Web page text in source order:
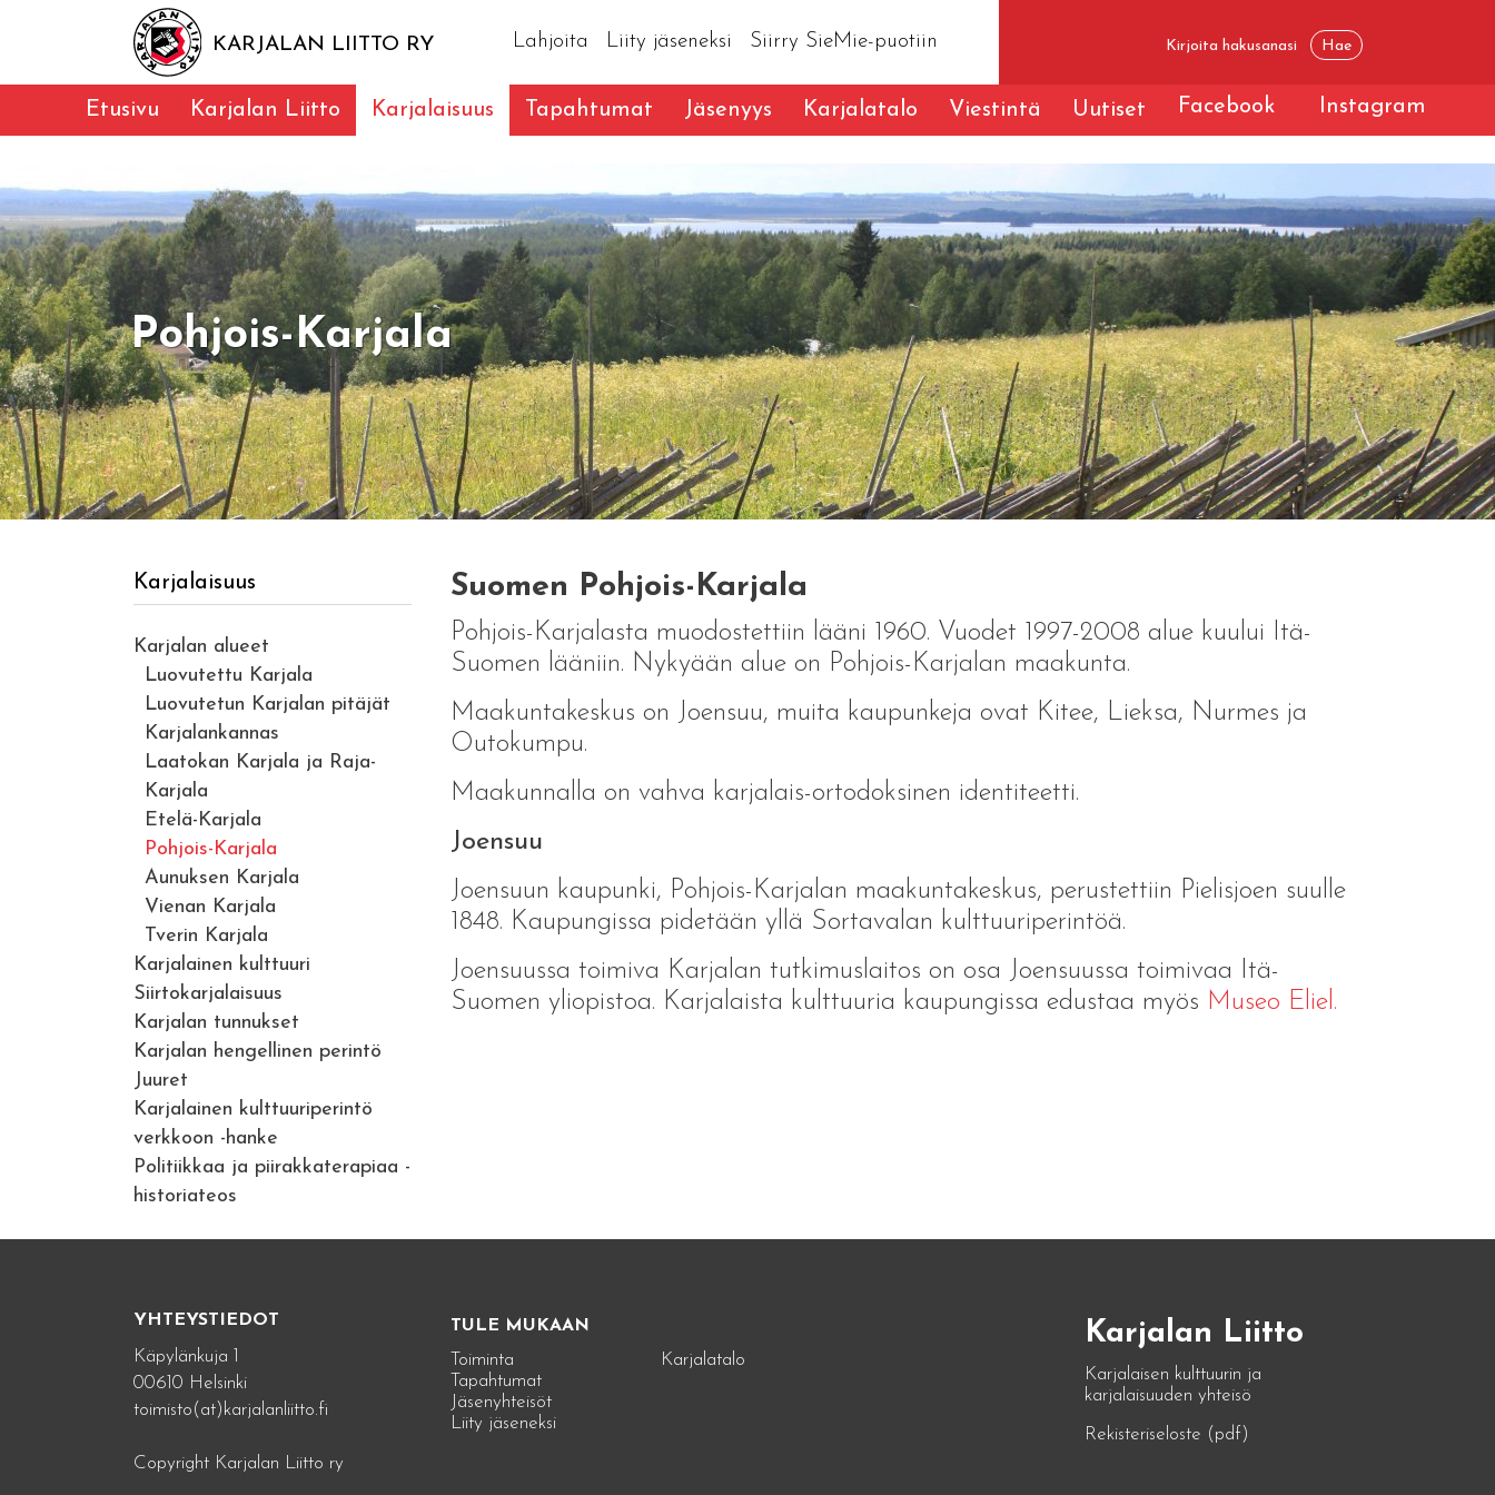
KARJALAN LIITTO RY Lahjoita Liity jäseneksi Siirry SieMie-puotiin
Etusivu Karjalan Liitto Karjalaisuus Tapahtumat Jäsenyys Karjalatalo Viestintä Uutiset Facebook Instagram
Pohjois-Karjala
Karjalaisuus
Karjalan alueet
Luovutettu Karjala
Luovutetun Karjalan pitäjät
Karjalankannas
Laatokan Karjala ja Raja-
Karjala
Etelä-Karjala
Pohjois-Karjala
Aunuksen Karjala
Vienan Karjala
Tverin Karjala
Karjalainen kulttuuri
Siirtokarjalaisuus
Karjalan tunnukset
Karjalan hengellinen perintö
Juuret
Karjalainen kulttuuriperintö
verkkoon -hanke
Politiikkaa ja piirakkaterapiaa -
historiateos
Suomen Pohjois-Karjala
Pohjois-Karjalasta muodostettiin lääni 1960. Vuodet 1997-2008 alue kuului Itä-
Suomen lääniin. Nykyään alue on Pohjois-Karjalan maakunta.
Maakuntakeskus on Joensuu, muita kaupunkeja ovat Kitee, Lieksa, Nurmes ja
Outokumpu.
Maakunnalla on vahva karjalais-ortodoksinen identiteetti.
Joensuu
Joensuun kaupunki, Pohjois-Karjalan maakuntakeskus, perustettiin Pielisjoen suulle
1848. Kaupungissa pidetään yllä Sortavalan kulttuuriperintöä.
Joensuussa toimiva Karjalan tutkimuslaitos on osa Joensuussa toimivaa Itä-
Suomen yliopistoa. Karjalaista kulttuuria kaupungissa edustaa myös Museo Eliel.
YHTEYSTIEDOT
Käpylänkuja 1
00610 Helsinki
toimisto(at)karjalanliitto.fi
Copyright Karjalan Liitto ry
TULE MUKAAN
Toiminta
Tapahtumat
Jäsenyhteisöt
Liity jäseneksi
Karjalatalo
Karjalan Liitto
Karjalaisen kulttuurin ja
karjalaisuuden yhteisö
Rekisteriseloste (pdf)